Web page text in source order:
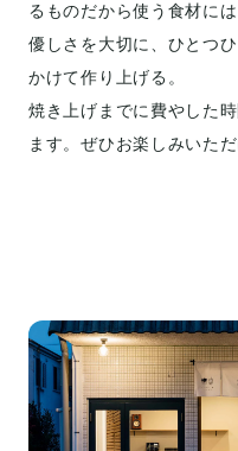
るものだから使う食材に
優しさを大切に、ひとつ
かけて作り上げる。
焼き上げまでに費やした
ます。ぜひお楽しみいた